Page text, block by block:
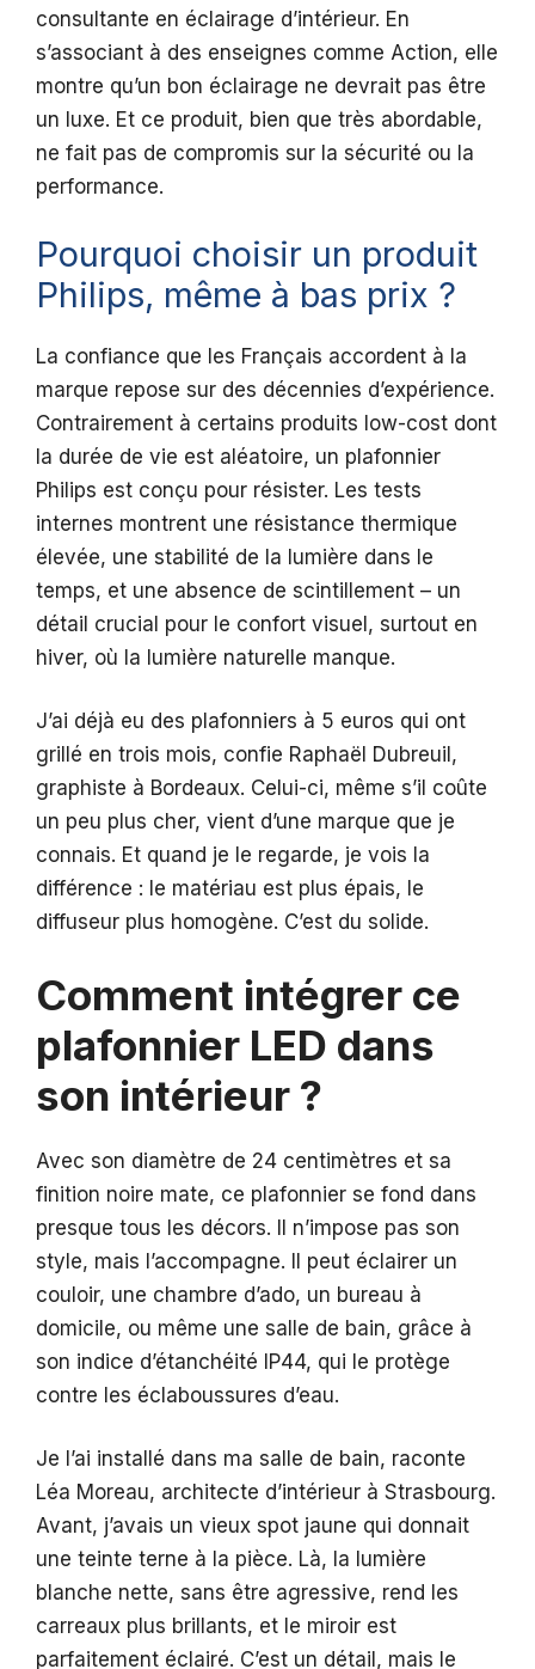
consultante en éclairage d’intérieur. En
s’associant à des enseignes comme Action, elle
montre qu’un bon éclairage ne devrait pas être
un luxe. Et ce produit, bien que très abordable,
ne fait pas de compromis sur la sécurité ou la
performance.
Pourquoi choisir un produit
Philips, même à bas prix ?
La confiance que les Français accordent à la
marque repose sur des décennies d’expérience.
Contrairement à certains produits low-cost dont
la durée de vie est aléatoire, un plafonnier
Philips est conçu pour résister. Les tests
internes montrent une résistance thermique
élevée, une stabilité de la lumière dans le
temps, et une absence de scintillement – un
détail crucial pour le confort visuel, surtout en
hiver, où la lumière naturelle manque.
J’ai déjà eu des plafonniers à 5 euros qui ont
grillé en trois mois, confie Raphaël Dubreuil,
graphiste à Bordeaux. Celui-ci, même s’il coûte
un peu plus cher, vient d’une marque que je
connais. Et quand je le regarde, je vois la
différence : le matériau est plus épais, le
diffuseur plus homogène. C’est du solide.
Comment intégrer ce
plafonnier LED dans
son intérieur ?
Avec son diamètre de 24 centimètres et sa
finition noire mate, ce plafonnier se fond dans
presque tous les décors. Il n’impose pas son
style, mais l’accompagne. Il peut éclairer un
couloir, une chambre d’ado, un bureau à
domicile, ou même une salle de bain, grâce à
son indice d’étanchéité IP44, qui le protège
contre les éclaboussures d’eau.
Je l’ai installé dans ma salle de bain, raconte
Léa Moreau, architecte d’intérieur à Strasbourg.
Avant, j’avais un vieux spot jaune qui donnait
une teinte terne à la pièce. Là, la lumière
blanche nette, sans être agressive, rend les
carreaux plus brillants, et le miroir est
parfaitement éclairé. C’est un détail, mais le